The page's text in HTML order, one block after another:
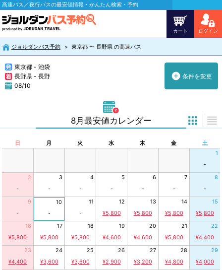
高速バス／夜行バスの最安値情報・かんたん検索・予約
カート ログイン
ジョルダンバス予約 東京都 〜 長野県 の高速バス
東京都 - 池袋
長野県 - 長野
08/10
条件を変更
8月最安値カレンダー
日 月 火 水 木 金
土
1
-
2
-
3
-
4
-
5
-
6
-
7
-
8
-
9
-
10
-
11
-
12
¥5,800
13
¥5,800
14
¥5,800
15
¥5,800
16
¥5,800
17
¥5,800
18
¥5,800
19
¥4,600
20
¥4,600
21
¥5,800
22
¥4,400
23
¥4,400
24
¥3,600
25
¥3,600
26
¥2,900
27
¥3,200
28
¥4,800
29
¥4,000